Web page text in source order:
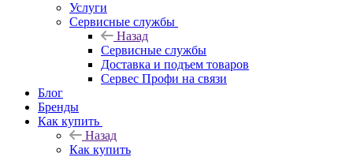
Услуги
Сервисные службы
Назад
Сервисные службы
Доставка и подъем товаров
Сервес Профи на связи
Блог
Бренды
Как купить
Назад
Как купить